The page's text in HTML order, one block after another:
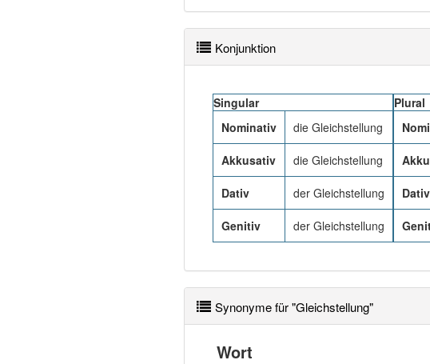
90% unserer Spielapp-Nutzer haben den
Konjunktion
Singular
Nominativ
die Gleichstellung
Akkusativ die Gleichstellung
Dativ der Gleichstellung
Genitiv der Gleichstellung
Plural
Dativ
Synonyme für "Gleichstellung"
Wort